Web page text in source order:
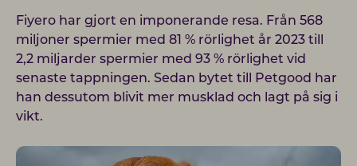
Fiyero har gjort en imponerande resa. Från 568
miljoner spermier med 81 % rörlighet år 2023 till
2,2 miljarder spermier med 93 % rörlighet vid
senaste tappningen. Sedan bytet till Petgood har
han dessutom blivit mer musklad och lagt på sig i
vikt.